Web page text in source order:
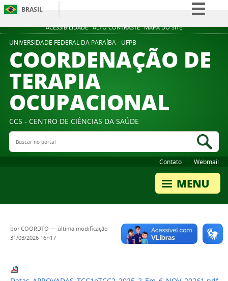
ACESSIBILIDADE ALTO CONTRASTE MAPA DO SITE
BRASIL
Simplifique!
Participe
Acesso à informação
Canais
UNIVERSIDADE FEDERAL DA PARAÍBA - UFPB
COORDENAÇÃO DE
TERAPIA
OCUPACIONAL
CCS - CENTRO DE CIÊNCIAS DA SAÚDE
Buscar no portal
Contato Webmail
porCOORDTO — última modificação
31/03/2026 16h17